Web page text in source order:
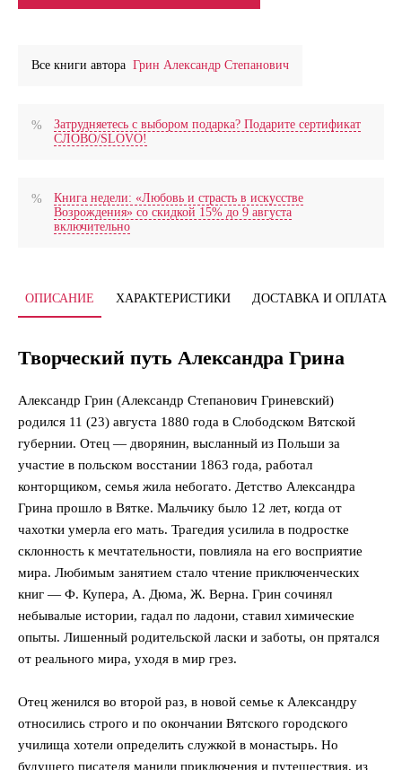
Все книги автора Грин Александр Степанович
Затрудняетесь с выбором подарка? Подарите сертификат
СЛОВО/SLOVO!
Книга недели: «Любовь и страсть в искусстве
Возрождения» со скидкой 15% до 9 августа
включительно
ОПИСАНИЕ ХАРАКТЕРИСТИКИ ДОСТАВКА И ОПЛАТА
Творческий путь Александра Грина
Александр Грин (Александр Степанович Гриневский)
родился 11 (23) августа 1880 года в Слободском Вятской
губернии. Отец — дворянин, высланный из Польши за
участие в польском восстании 1863 года, работал
конторщиком, семья жила небогато. Детство Александра
Грина прошло в Вятке. Мальчику было 12 лет, когда от
чахотки умерла его мать. Трагедия усилила в подростке
склонность к мечтательности, повлияла на его восприятие
мира. Любимым занятием стало чтение приключенческих
книг — Ф. Купера, А. Дюма, Ж. Верна. Грин сочинял
небывалые истории, гадал по ладони, ставил химические
опыты. Лишенный родительской ласки и заботы, он прятался
от реального мира, уходя в мир грез.
Отец женился во второй раз, в новой семье к Александру
относились строго и по окончании Вятского городского
училища хотели определить служкой в монастырь. Но
будущего писателя манили приключения и путешествия, из